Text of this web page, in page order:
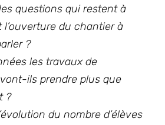
questions qui restent à
du chantier à
?
les travaux de
ils prendre plus que
?
du nombre d’élèves